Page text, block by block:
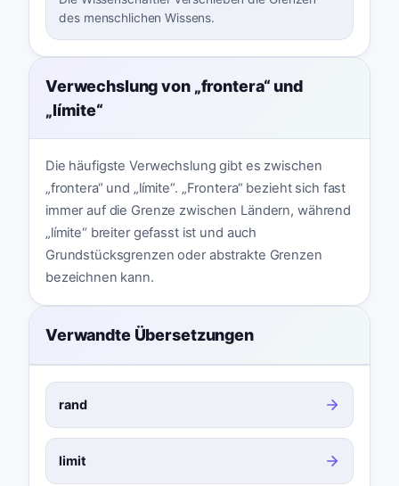
des menschlichen Wissens.
Verwechslung von „frontera“ und
„límite“
Die häufigste Verwechslung gibt es zwischen
„frontera“ und „límite“. „Frontera“ bezieht sich fast
immer auf die Grenze zwischen Ländern, während
„límite“ breiter gefasst ist und auch
Grundstücksgrenzen oder abstrakte Grenzen
bezeichnen kann.
Verwandte Übersetzungen
rand
limit